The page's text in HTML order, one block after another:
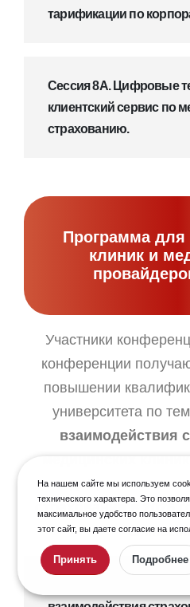
тарификации по
Сессия 8А. Цифровые
клиентский сервис по
страхованию.
Программа для
клиник и
Участники
конференции
повышении
университета по
взаимодействия
добровольного
страхования в 2026
На нашем сайте мы используем
технического характера. Это
максимальное удобство
этот сайт, вы даете согласие на
Принять Подробнее